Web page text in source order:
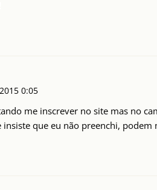
0:05
me inscrever no site mas no
insiste que eu não preenchi, podem